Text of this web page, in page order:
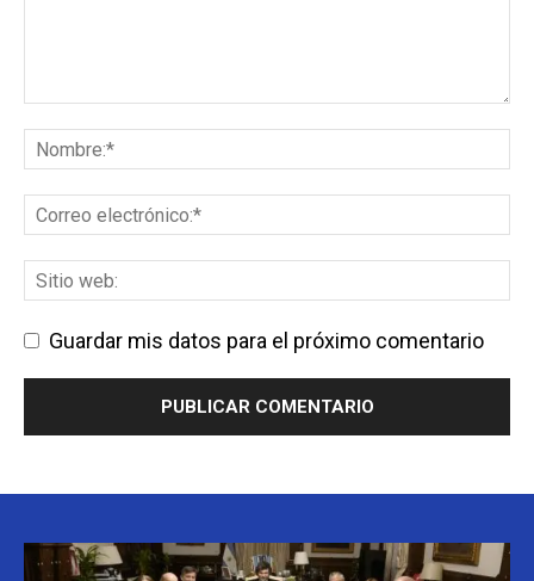
Guardar mis datos para el próximo comentario